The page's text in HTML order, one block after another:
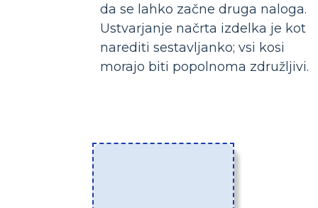
da se lahko začne druga naloga.
Ustvarjanje načrta izdelka je kot
narediti sestavljanko; vsi kosi
morajo biti popolnoma združljivi.